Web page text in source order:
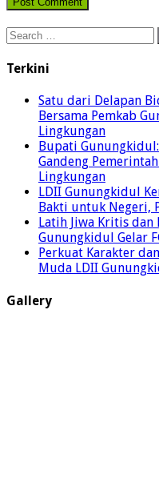
Search
for:
Terkini
Satu dari Delapan
Bersama Pemkab
Lingkungan
Bupati
Gandeng
Lingkungan
LDII Gunungkidul
Bakti untuk Negeri,
Latih Jiwa Kritis dan
Gunungkidul Gelar
Perkuat Karakter
Muda LDII
Gallery